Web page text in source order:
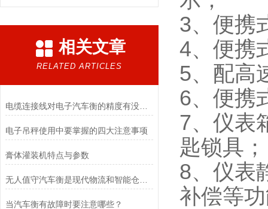
相关文章
RELATED ARTICLES
电缆连接线对电子汽车衡的精度有没有影响呢
电子吊秤使用中要掌握的四大注意事项
膏体灌装机特点与参数
当汽车衡有故障时要注意哪些？
3、便携
4、便携
5、配高
6、便携
7、仪表
匙锁具；
8、仪表
补偿等